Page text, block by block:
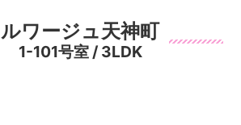
ルワージュ天神町
1-101号室 / 3LDK